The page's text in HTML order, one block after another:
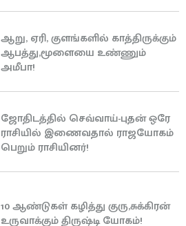
ஆறு, ஏரி, குளங்களில் காத்திருக்கும்
ஆபத்து,மூளையை உண்ணும்
அமீபா!
ஜோதிடத்தில் செவ்வாய்-புதன் ஒரே
ராசியில் இணைவதால் ராஜயோகம்
பெறும் ராசியினர்!
10 ஆண்டுகள் கழித்து குரு,சுக்கிரன்
உருவாக்கும் திருஷ்டி யோகம்!